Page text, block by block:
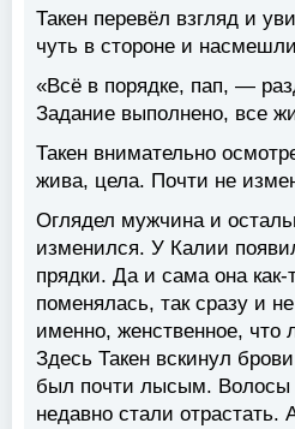
Такен перевёл взгляд и
чуть в стороне и
«Всё в порядке, пап, —
Задание выполнено, все
Такен внимательно
жива, цела. Почти не
Оглядел мужчина и
изменился. У Калии
прядки. Да и сама она
поменялась, так сразу и
именно, женственное, что
Здесь Такен вскинул
был почти лысым. Волосы
недавно стали отрастать.